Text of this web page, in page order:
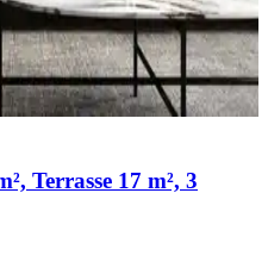
Terrasse 17 m², 3